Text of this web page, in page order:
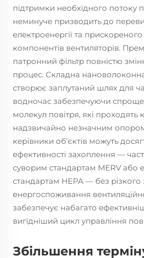
підтримки необхідного потоку
неминуче призводить до
електроенергії та
компонентів вентиляторів.
патронний фільтр повністю
процес. Складна
створює заплутаний шлях для
водночас забезпечуючи
молекул повітря, які проходять
надзвичайно незначним
керівники об’єктів можуть
ефективності захоплення —
суворим стандартам MERV або
стандартам HEPA — без різкого
енергоспоживання
забезпечує набагато
вигідніший цикл управління
Збільшення